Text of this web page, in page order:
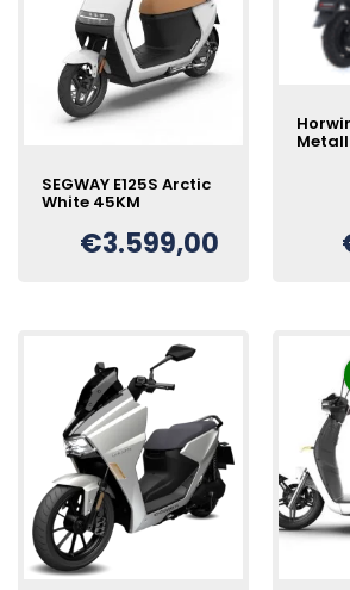
SEGWAY E125S Arctic
White 45KM
€3.599,00